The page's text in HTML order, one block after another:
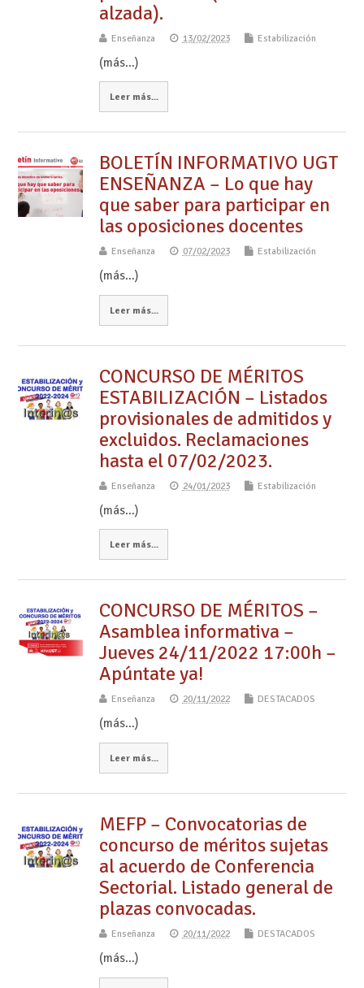
alzada).
Enseñanza 13/02/2023 Estabilización
(más…)
Leer más...
BOLETÍN INFORMATIVO UGT
ENSEÑANZA – Lo que hay
que saber para participar en
las oposiciones docentes
Enseñanza 07/02/2023 Estabilización
(más…)
Leer más...
CONCURSO DE MÉRITOS
ESTABILIZACIÓN – Listados
provisionales de admitidos y
excluidos. Reclamaciones
hasta el 07/02/2023.
Enseñanza 24/01/2023 Estabilización
(más…)
Leer más...
CONCURSO DE MÉRITOS –
Asamblea informativa –
Jueves 24/11/2022 17:00h –
Apúntate ya!
Enseñanza 20/11/2022 DESTACADOS
(más…)
Leer más...
MEFP – Convocatorias de
concurso de méritos sujetas
al acuerdo de Conferencia
Sectorial. Listado general de
plazas convocadas.
Enseñanza 20/11/2022 DESTACADOS
(más…)